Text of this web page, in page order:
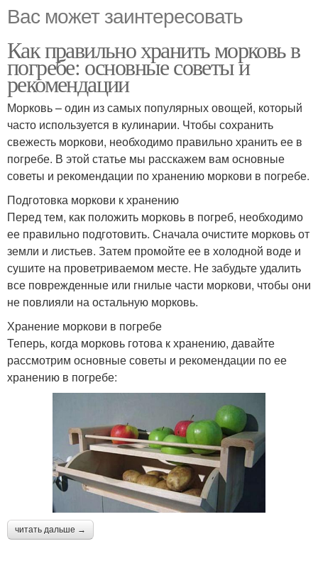
Вас может заинтересовать
Как правильно хранить морковь в
погребе: основные советы и
рекомендации
Морковь – один из самых популярных овощей, который
часто используется в кулинарии. Чтобы сохранить
свежесть моркови, необходимо правильно хранить ее в
погребе. В этой статье мы расскажем вам основные
советы и рекомендации по хранению моркови в погребе.
Подготовка моркови к хранению
Перед тем, как положить морковь в погреб, необходимо
ее правильно подготовить. Сначала очистите морковь от
земли и листьев. Затем промойте ее в холодной воде и
сушите на проветриваемом месте. Не забудьте удалить
все поврежденные или гнилые части моркови, чтобы они
не повлияли на остальную морковь.
Хранение моркови в погребе
Теперь, когда морковь готова к хранению, давайте
рассмотрим основные советы и рекомендации по ее
хранению в погребе:
читать дальше →